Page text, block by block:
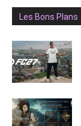
Les Bons Plans